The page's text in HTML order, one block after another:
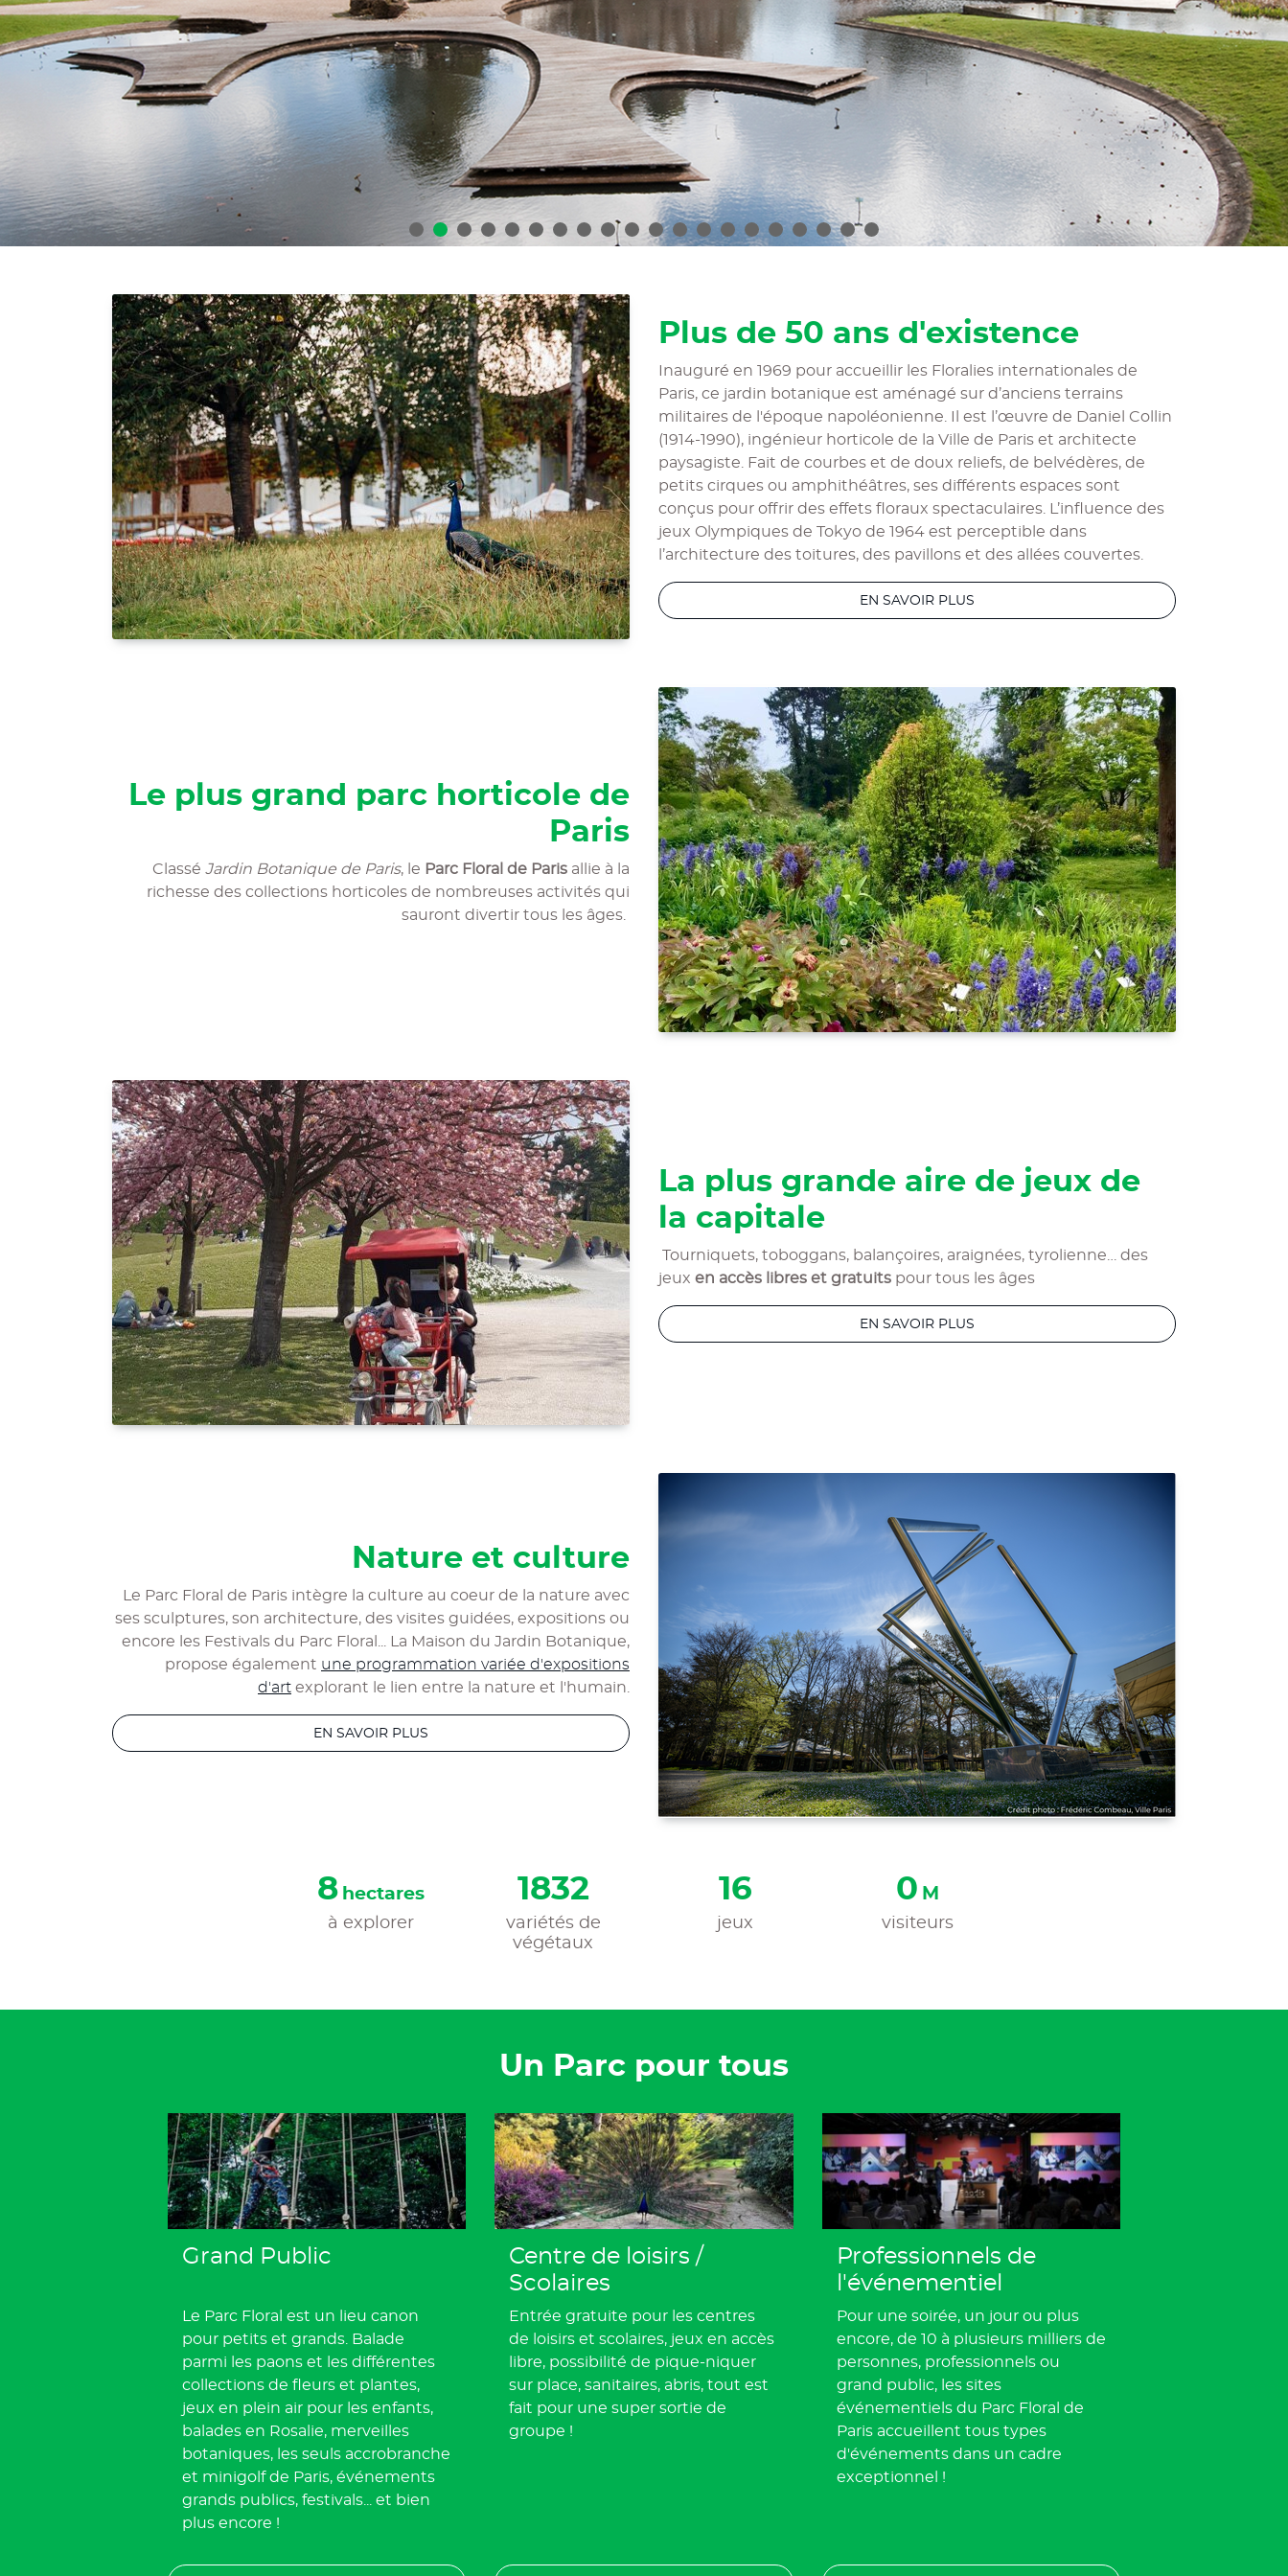
© Frédéric Combeau, Ville de Paris
Plus de 50 ans d'existence
Inauguré en 1969 pour accueillir les Floralies internationales de
Paris, ce jardin botanique est aménagé sur d’anciens terrains
militaires de l'époque napoléonienne. Il est l’œuvre de Daniel Collin
(1914-1990), ingénieur horticole de la Ville de Paris et architecte
paysagiste. Fait de courbes et de doux reliefs, de belvédères, de
petits cirques ou amphithéâtres, ses différents espaces sont
conçus pour offrir des effets floraux spectaculaires. L’influence des
jeux Olympiques de Tokyo de 1964 est perceptible dans
l’architecture des toitures, des pavillons et des allées couvertes.
EN SAVOIR PLUS
Le plus grand parc horticole de
Paris
Classé Jardin Botanique de Paris, le Parc Floral de Paris allie à la
richesse des collections horticoles de nombreuses activités qui
sauront divertir tous les âges.
La plus grande aire de jeux de
la capitale
Tourniquets, toboggans, balançoires, araignées, tyrolienne… des
jeux en accès libres et gratuits pour tous les âges
EN SAVOIR PLUS
Nature et culture
Le Parc Floral de Paris intègre la culture au coeur de la nature avec
ses sculptures, son architecture, des visites guidées, expositions ou
encore les Festivals du Parc Floral... La Maison du Jardin Botanique,
propose également une programmation variée d'expositions
d'art explorant le lien entre la nature et l'humain.
EN SAVOIR PLUS
30 hectares
à explorer
6160
variétés de
végétaux
58
jeux
1 M
visiteurs
Un Parc pour tous
Grand Public
Le Parc Floral est un lieu canon
pour petits et grands. Balade
parmi les paons et les différentes
collections de fleurs et plantes,
jeux en plein air pour les enfants,
balades en Rosalie, merveilles
botaniques, les seuls accrobranche
et minigolf de Paris, événements
grands publics, festivals... et bien
plus encore !
Centre de loisirs /
Scolaires
Entrée gratuite pour les centres
de loisirs et scolaires, jeux en accès
libre, possibilité de pique-niquer
sur place, sanitaires, abris, tout est
fait pour une super sortie de
groupe !
Professionnels de
l'événementiel
Pour une soirée, un jour ou plus
encore, de 10 à plusieurs milliers de
personnes, professionnels ou
grand public, les sites
événementiels du Parc Floral de
Paris accueillent tous types
d'événements dans un cadre
exceptionnel !